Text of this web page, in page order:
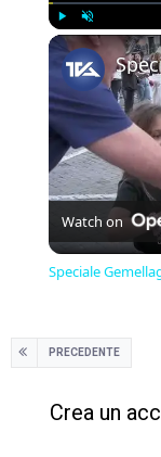
Unmute
Watch on
Speciale
PRECEDENTE
Crea un